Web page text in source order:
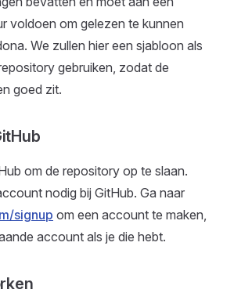
voldoen om gelezen te kunnen
We zullen hier een sjabloon als
gebruiken, zodat de
goed zit.
om de repository op te slaan.
nodig bij GitHub. Ga naar
signup om een account te maken,
account als je die hebt.